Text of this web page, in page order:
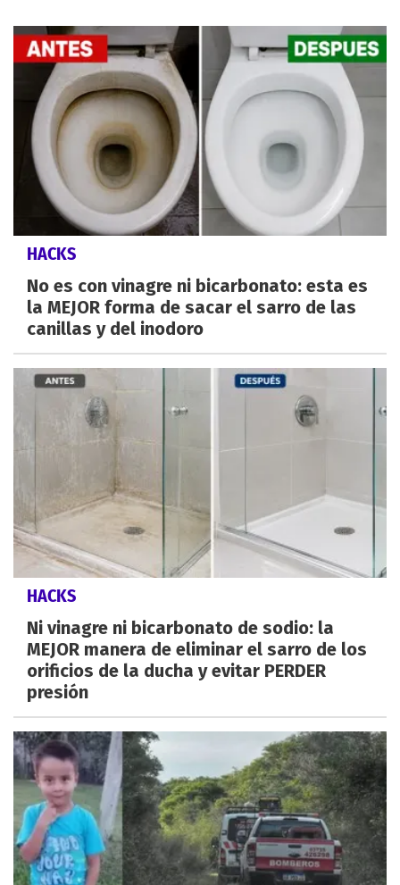
HACKS
No es con vinagre ni bicarbonato: esta es
la MEJOR forma de sacar el sarro de las
canillas y del inodoro
HACKS
Ni vinagre ni bicarbonato de sodio: la
MEJOR manera de eliminar el sarro de los
orificios de la ducha y evitar PERDER
presión